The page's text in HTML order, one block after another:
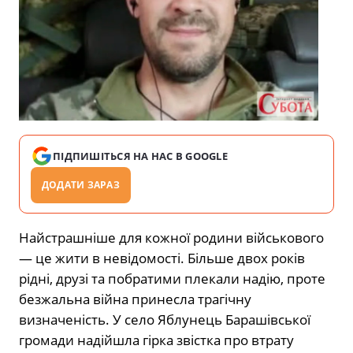
ПІДПИШІТЬСЯ НА НАС В GOOGLE
ДОДАТИ ЗАРАЗ
Найстрашніше для кожної родини військового
— це жити в невідомості. Більше двох років
рідні, друзі та побратими плекали надію, проте
безжальна війна принесла трагічну
визначеність. У село Яблунець Барашівської
громади надійшла гірка звістка про втрату